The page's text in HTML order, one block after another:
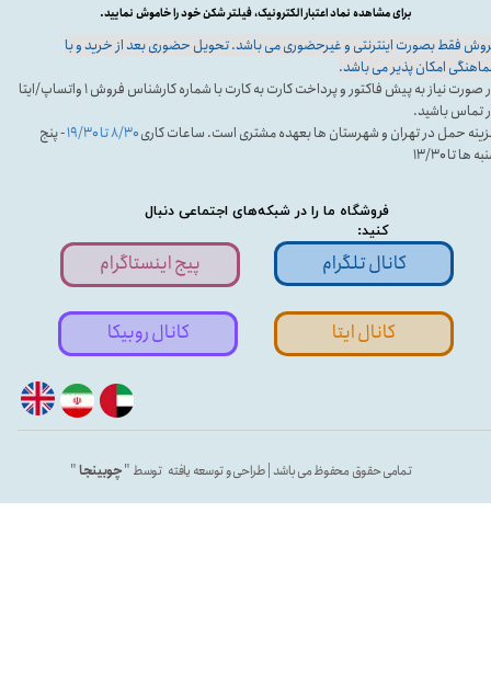
فروشگاه ما را در شبکه‌های اجتماعی دنبال
کنید:
تمامی حقوق محفوظ می باشد | طراحی و توسعه یافته توسط "چوبینجا"
فقط بصورت اینترنتی و غیرحضوری می باشد. تحویل حضوری بعد از خرید و با
امکان پذیر می باشد.
در صورت نیاز به پیش فاکتور و پرداخت کارت به کارت با شماره کارشناس فروش ۱ واتساپ/ایتا
تماس باشید.
حمل در تهران و شهرستان ها بعهده مشتری است. ساعات کاری۸/۳۰ تا ۱۹/۳۰
- پنج
ها تا ۱۳/۳۰
برای مشاهده نماد اعتبار الکترونیک، فیلتر شکن خود را خاموش نمایید.
پیج اینستاگرام کانال تلگرام
کانال ایتا کانال روبیکا